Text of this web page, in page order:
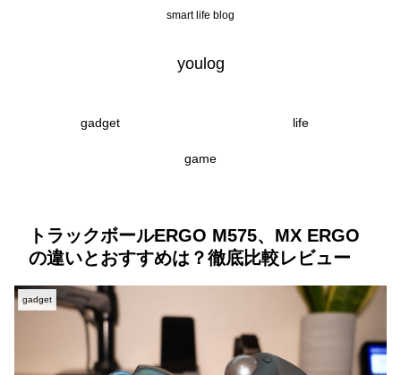
smart life blog
youlog
gadget life
game
トラックボールERGO M575、MX ERGO
の違いとおすすめは？徹底比較レビュー
gadget